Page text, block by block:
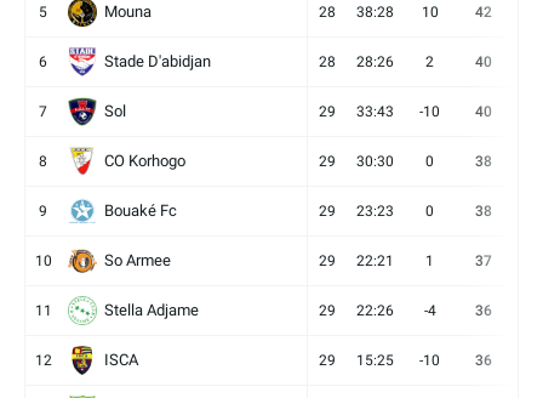
5 Mouna 28 38:28 10 42
6 Stade D'abidjan 28 28:26 2 40
7 Sol 29 33:43 -10 40
8 CO Korhogo 29 30:30 0 38
9 Bouaké Fc 29 23:23 0 38
10 So Armee 29 22:21 1 37
11 Stella Adjame 29 22:26 -4 36
12 ISCA 29 15:25 -10 36